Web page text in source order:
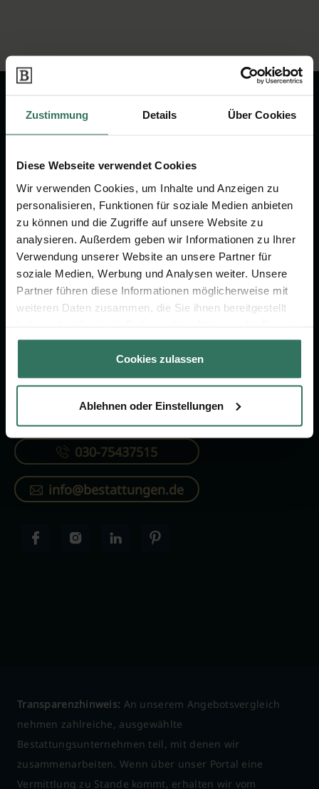
Zustimmung Details Über Cookies
Diese Webseite verwendet Cookies
Wir verwenden Cookies, um Inhalte und Anzeigen zu
personalisieren, Funktionen für soziale Medien anbieten
zu können und die Zugriffe auf unsere Website zu
analysieren. Außerdem geben wir Informationen zu Ihrer
Verwendung unserer Website an unsere Partner für
soziale Medien, Werbung und Analysen weiter. Unsere
Partner führen diese Informationen möglicherweise mit
weiteren Daten zusammen, die Sie ihnen bereitgestellt
gesammelt haben.
Cookies zulassen
Ablehnen oder Einstellungen
Wir sind Ihr Ansprechpartner rund
um das Thema Bestattung &
Jetzt beraten lassen
FÜR SIE
Vergleich
FÜR BESTATTER
Online-Portal
030-75437515
info@bestattungen.de
Transparenzhinweis: An unserem Angebotsvergleich
nehmen zahlreiche, ausgewählte
Bestattungsunternehmen teil, mit denen wir
zusammenarbeiten. Wenn über unser Portal eine
Vermittlung zu Stande kommt, erhalten wir vom